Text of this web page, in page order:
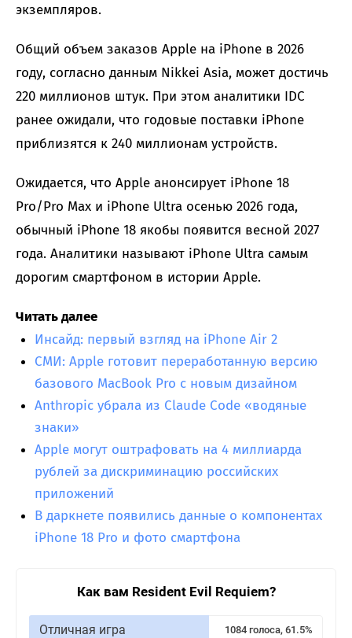
экземпляров.
Общий объем заказов Apple на iPhone в 2026
году, согласно данным Nikkei Asia, может достичь
220 миллионов штук. При этом аналитики IDC
ранее ожидали, что годовые поставки iPhone
приблизятся к 240 миллионам устройств.
Ожидается, что Apple анонсирует iPhone 18
Pro/Pro Max и iPhone Ultra осенью 2026 года,
обычный iPhone 18 якобы появится весной 2027
года. Аналитики называют iPhone Ultra самым
дорогим смартфоном в истории Apple.
Читать далее
Инсайд: первый взгляд на iPhone Air 2
СМИ: Apple готовит переработанную версию
базового MacBook Pro с новым дизайном
Anthropic убрала из Claude Code «водяные
знаки»
Apple могут оштрафовать на 4 миллиарда
рублей за дискриминацию российских
приложений
В даркнете появились данные о компонентах
iPhone 18 Pro и фото смартфона
Как вам Resident Evil Requiem?
Отличная игра 1084 голоса, 61.5%